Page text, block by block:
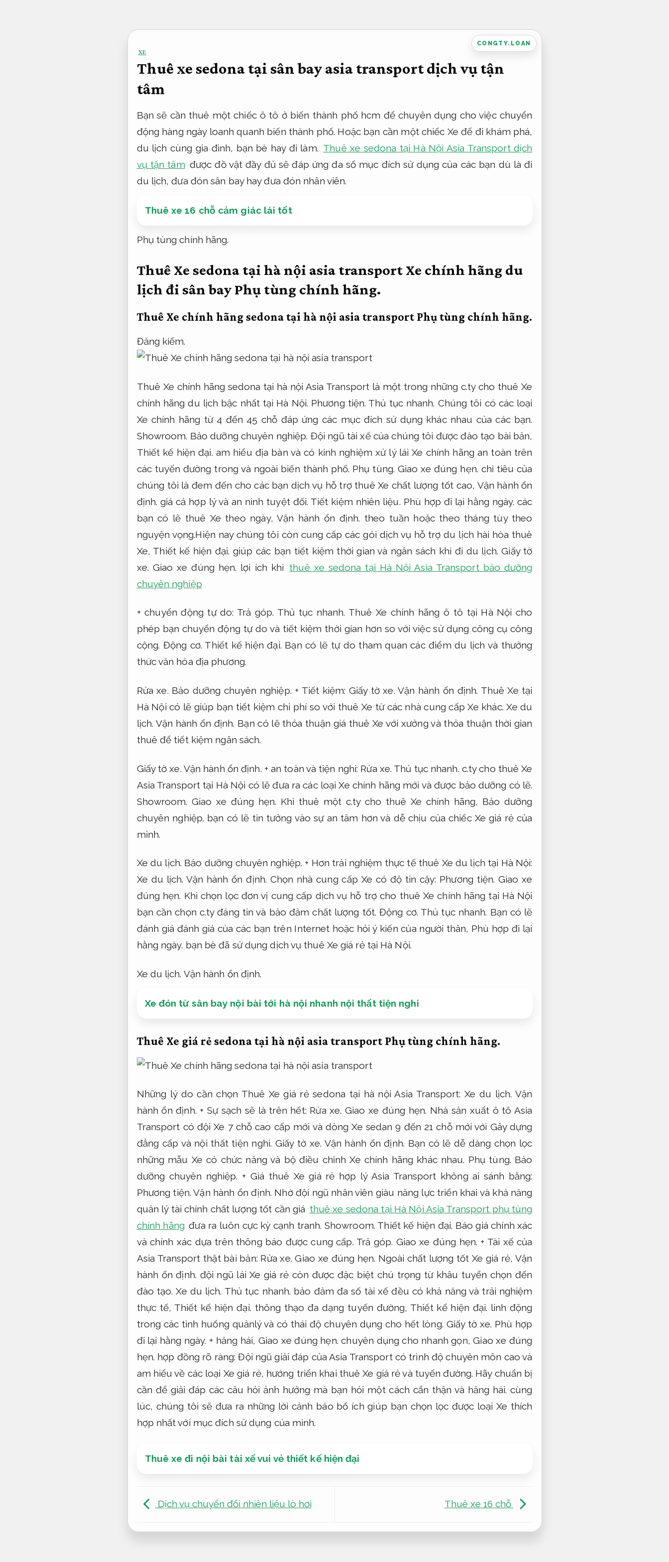
CONGTY.LOAN
XE
Thuê xe sedona tại sân bay asia transport dịch vụ tận
tâm
Bạn sẽ cần thuê một chiếc ô tô ở biến thành phố hcm để chuyên dụng cho việc chuyển
động hàng ngày loanh quanh biến thành phố. Hoặc bạn cần một chiếc Xe để đi khám phá,
du lịch cùng gia đình, bạn bè hay đi làm. Thuê xe sedona tại Hà Nội Asia Transport dịch
vụ tận tâm được đồ vật đầy đủ sẽ đáp ứng đa số mục đích sử dụng của các bạn dù là đi
du lịch, đưa đón sân bay hay đưa đón nhân viên.
Thuê xe 16 chỗ cảm giác lái tốt
Phụ tùng chính hãng.
Thuê Xe sedona tại hà nội asia transport Xe chính hãng du
lịch đi sân bay Phụ tùng chính hãng.
Thuê Xe chính hãng sedona tại hà nội asia transport Phụ tùng chính hãng.
Đăng kiểm.
Thuê Xe chính hãng sedona tại hà nội Asia Transport là một trong những c.ty cho thuê Xe
chính hãng du lịch bậc nhất tại Hà Nội. Phương tiện. Thủ tục nhanh. Chúng tôi có các loại
Xe chính hãng từ 4 đến 45 chỗ đáp ứng các mục đích sử dụng khác nhau của các bạn.
Showroom. Bảo dưỡng chuyên nghiệp. Đội ngũ tài xế của chúng tôi được đào tạo bài bản,
Thiết kế hiện đại. am hiểu địa bàn và có kinh nghiệm xử lý lái Xe chính hãng an toàn trên
các tuyến đường trong và ngoài biến thành phố. Phụ tùng. Giao xe đúng hẹn. chỉ tiêu của
chúng tôi là đem đến cho các bạn dịch vụ hỗ trợ thuê Xe chất lượng tốt cao, Vận hành ổn
định. giá cả hợp lý và an ninh tuyệt đối. Tiết kiệm nhiên liệu. Phù hợp đi lại hằng ngày. các
bạn có lẽ thuê Xe theo ngày,Vận hành ổn định. theo tuần hoặc theo tháng tùy theo
nguyện vọng.Hiện nay chúng tôi còn cung cấp các gói dịch vụ hỗ trợ du lịch hài hòa thuê
Xe, Thiết kế hiện đại. giúp các bạn tiết kiệm thời gian và ngân sách khi đi du lịch.Giấy tờ
xe. Giao xe đúng hẹn. lợi ích khi thuê xe sedona tại Hà Nội Asia Transport bảo dưỡng
chuyên nghiệp
+ chuyển động tự do: Trả góp. Thủ tục nhanh. Thuê Xe chính hãng ô tô tại Hà Nội cho
phép bạn chuyển động tự do và tiết kiệm thời gian hơn so với việc sử dụng công cụ công
cộng. Động cơ. Thiết kế hiện đại. Bạn có lẽ tự do tham quan các điểm du lịch và thưởng
thức văn hóa địa phương.
Rửa xe. Bảo dưỡng chuyên nghiệp. + Tiết kiệm: Giấy tờ xe. Vận hành ổn định. Thuê Xe tại
Hà Nội có lẽ giúp bạn tiết kiệm chi phí so với thuê Xe từ các nhà cung cấp Xe khác.Xe du
lịch. Vận hành ổn định. Bạn có lẽ thỏa thuận giá thuê Xe với xưởng và thỏa thuận thời gian
thuê để tiết kiệm ngân sách.
Giấy tờ xe. Vận hành ổn định. + an toàn và tiện nghi: Rửa xe. Thủ tục nhanh. c.ty cho thuê Xe
Asia Transport tại Hà Nội có lẽ đưa ra các loại Xe chính hãng mới và được bảo dưỡng có lẽ.
Showroom. Giao xe đúng hẹn. Khi thuê một c.ty cho thuê Xe chính hãng, Bảo dưỡng
chuyên nghiệp. bạn có lẽ tin tưởng vào sự an tâm hơn và dễ chịu của chiếc Xe giá rẻ của
mình.
Xe du lịch. Bảo dưỡng chuyên nghiệp. + Hơn trải nghiệm thực tế thuê Xe du lịch tại Hà Nội:
Xe du lịch. Vận hành ổn định. Chọn nhà cung cấp Xe có độ tin cậy: Phương tiện. Giao xe
đúng hẹn. Khi chọn lọc đơn vị cung cấp dịch vụ hỗ trợ cho thuê Xe chính hãng tại Hà Nội
bạn cần chọn c.ty đáng tin và bảo đảm chất lượng tốt.Động cơ. Thủ tục nhanh. Bạn có lẽ
đánh giá đánh giá của các bạn trên Internet hoặc hỏi ý kiến ​​của người thân, Phù hợp đi lại
hằng ngày. bạn bè đã sử dụng dịch vụ thuê Xe giá rẻ tại Hà Nội.
Xe du lịch. Vận hành ổn định.
Xe đón từ sân bay nội bài tới hà nội nhanh nội thất tiện nghi
Thuê Xe giá rẻ sedona tại hà nội asia transport Phụ tùng chính hãng.
Những lý do cần chọn Thuê Xe giá rẻ sedona tại hà nội Asia Transport:Xe du lịch. Vận
hành ổn định. + Sự sạch sẽ là trên hết: Rửa xe. Giao xe đúng hẹn. Nhà sản xuất ô tô Asia
Transport có đội Xe 7 chỗ cao cấp mới và dòng Xe sedan 9 đến 21 chỗ mới với Gây dựng
đẳng cấp và nội thất tiện nghi. Giấy tờ xe. Vận hành ổn định. Bạn có lẽ dễ dàng chọn lọc
những mẫu Xe có chức năng và bộ điều chỉnh Xe chính hãng khác nhau. Phụ tùng. Bảo
dưỡng chuyên nghiệp. + Giá thuê Xe giá rẻ hợp lý Asia Transport không ai sánh bằng:
Phương tiện. Vận hành ổn định. Nhờ đội ngũ nhân viên giàu năng lực triển khai và khả năng
quản lý tài chính chất lượng tốt cần giá thuê xe sedona tại Hà Nội Asia Transport phụ tùng
chính hãng đưa ra luôn cực kỳ cạnh tranh. Showroom. Thiết kế hiện đại. Báo giá chính xác
và chính xác dựa trên thông báo được cung cấp. Trả góp. Giao xe đúng hẹn. + Tài xế của
Asia Transport thật bài bản: Rửa xe. Giao xe đúng hẹn. Ngoài chất lượng tốt Xe giá rẻ,Vận
hành ổn định. đội ngũ lái Xe giá rẻ còn được đặc biệt chú trọng từ khâu tuyển chọn đến
đào tạo.Xe du lịch. Thủ tục nhanh. bảo đảm đa số tài xế đều có khả năng và trải nghiệm
thực tế, Thiết kế hiện đại. thông thạo đa dạng tuyến đường, Thiết kế hiện đại. linh động
trong các tình huống quảnlý và có thái độ chuyên dụng cho hết lòng. Giấy tờ xe. Phù hợp
đi lại hằng ngày. + hăng hái, Giao xe đúng hẹn. chuyên dụng cho nhanh gọn,Giao xe đúng
hẹn. hợp đồng rõ ràng: Đội ngũ giải đáp của Asia Transport có trình độ chuyên môn cao và
am hiểu về các loại Xe giá rẻ, hướng triển khai thuê Xe giá rẻ và tuyến đường. Hãy chuẩn bị
cần để giải đáp các câu hỏi ảnh hưởng mà bạn hỏi một cách cẩn thận và hăng hái. cùng
lúc, chúng tôi sẽ đưa ra những lời cảnh báo bổ ích giúp bạn chọn lọc được loại Xe thích
hợp nhất với mục đích sử dụng của mình.
Thuê xe đi nội bài tài xế vui vẻ thiết kế hiện đại
Dịch vụ chuyển đổi nhiên liệu lò hơi Thuê xe 16 chỗ